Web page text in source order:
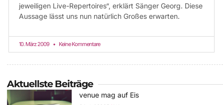
jeweiligen Live-Repertoires“, erklärt Sänger Georg. Diese
Aussage lässt uns nun natürlich Großes erwarten.
10. März 2009 Keine Kommentare
Aktuellste Beiträge
venue mag auf Eis